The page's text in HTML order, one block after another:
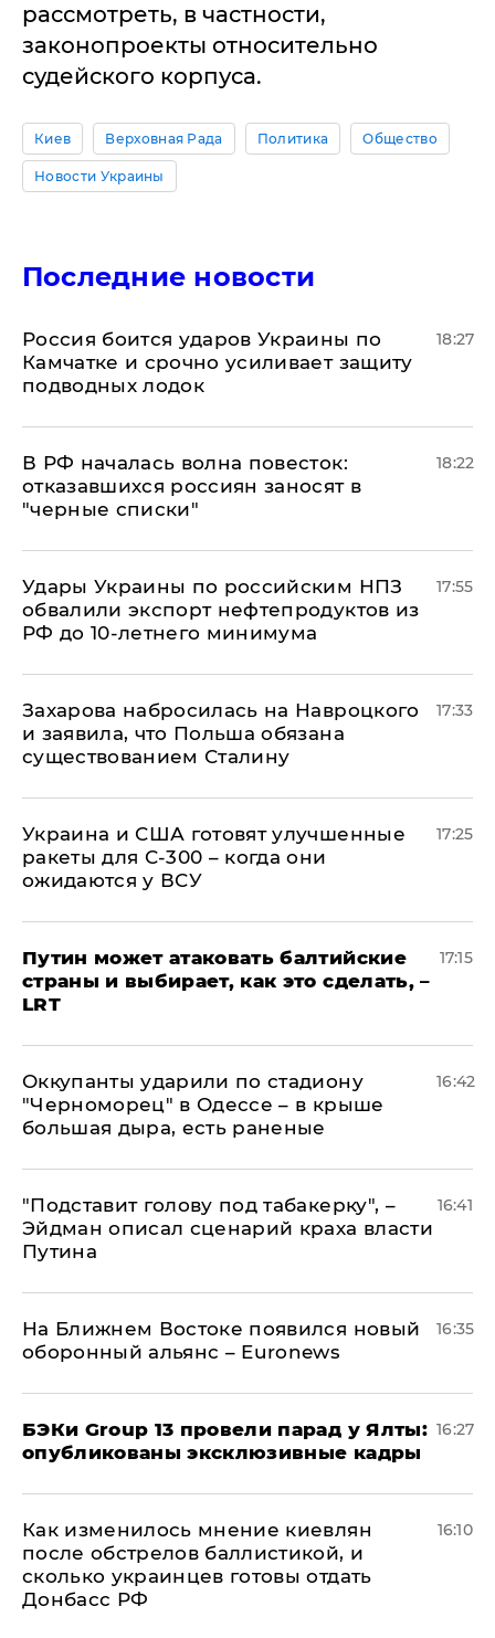
рассмотреть, в частности,
законопроекты относительно
судейского корпуса.
Киев Верховная Рада Политика Общество
Новости Украины
Последние новости
Россия боится ударов Украины по
Камчатке и срочно усиливает защиту
подводных лодок
18:27
​В РФ началась волна повесток:
отказавшихся россиян заносят в
"черные списки"
18:22
Удары Украины по российским НПЗ
обвалили экспорт нефтепродуктов из
РФ до 10-летнего минимума
17:55
​Захарова набросилась на Навроцкого
и заявила, что Польша обязана
существованием Сталину
17:33
Украина и США готовят улучшенные
ракеты для С-300 – когда они
ожидаются у ВСУ
17:25
Путин может атаковать балтийские
страны и выбирает, как это сделать, –
LRT
17:15
Оккупанты ударили по стадиону
"Черноморец" в Одессе – в крыше
большая дыра, есть раненые
16:42
​"Подставит голову под табакерку", –
Эйдман описал сценарий краха власти
Путина
16:41
На Ближнем Востоке появился новый
оборонный альянс – Euronews
16:35
​БЭКи Group 13 провели парад у Ялты:
опубликованы эксклюзивные кадры
16:27
Как изменилось мнение киевлян
после обстрелов баллистикой, и
сколько украинцев готовы отдать
Донбасс РФ
16:10